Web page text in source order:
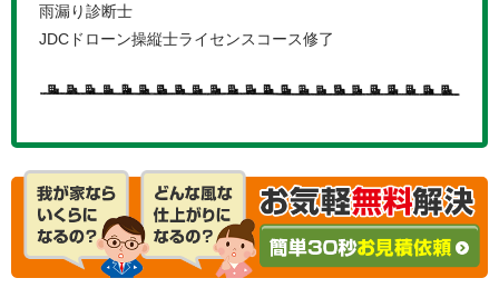
雨漏り診断士
JDCドローン操縦士ライセンスコース修了